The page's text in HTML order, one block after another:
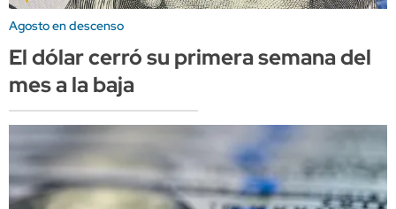
Agosto en descenso
El dólar cerró su primera semana del
mes a la baja